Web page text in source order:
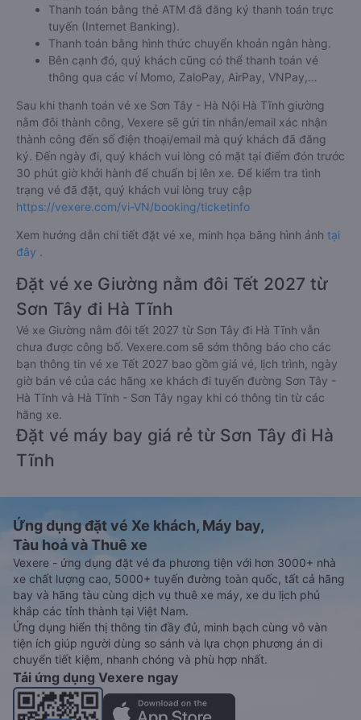
Thanh toán bằng thẻ ATM đã đăng ký thanh toán trực
tuyến (Internet Banking).
Thanh toán bằng hình thức chuyển khoản ngân hàng.
Bên cạnh đó, quý khách cũng có thể thanh toán vé
thông qua các ví Momo, ZaloPay, AirPay, VNPay,…
Sau khi thanh toán vé xe Sơn Tây - Hà Nội Hà Tĩnh giường
nằm đôi thành công, Vexere sẽ gửi tin nhắn/email xác nhận
thành công đến số điện thoại/email mà quý khách đã đăng
ký. Đến ngày đi, quý khách vui lòng có mặt tại điểm đón trước
30 phút giờ khởi hành để chuẩn bị lên xe. Để kiểm tra tình
trạng vé đã đặt, quý khách vui lòng truy cập
https://vexere.com/vi-VN/booking/ticketinfo
Xem hướng dẫn chi tiết đặt vé xe, minh họa bằng hình ảnh tại
đây .
Đặt vé xe Giường nằm đôi Tết 2027 từ
Sơn Tây đi Hà Tĩnh
Vé xe Giường nằm đôi tết 2027 từ Sơn Tây đi Hà Tĩnh vẫn
chưa được công bố. Vexere.com sẽ sớm thông báo cho các
bạn thông tin vé xe Tết 2027 bao gồm giá vé, lịch trình, ngày
giờ bán vé của các hãng xe khách đi tuyến đường Sơn Tây -
Hà Tĩnh và Hà Tĩnh - Sơn Tây ngay khi có thông tin từ các
hãng xe.
Đặt vé máy bay giá rẻ từ Sơn Tây đi Hà
Tĩnh
Ứng dụng đặt vé Xe khách, Máy bay,
Tàu hoả và Thuê xe
Vexere - ứng dụng đặt vé đa phương tiện với hơn 3000+ nhà
xe chất lượng cao, 5000+ tuyến đường toàn quốc, tất cả hãng
bay và hãng tàu cùng dịch vụ thuê xe máy, xe du lịch phủ
khắp các tỉnh thành tại Việt Nam.
Ứng dụng hiển thị thông tin đầy đủ, minh bạch cùng vô vàn
tiện ích giúp người dùng so sánh và lựa chọn phương án di
chuyển tiết kiệm, nhanh chóng và phù hợp nhất.
Tải ứng dụng Vexere ngay